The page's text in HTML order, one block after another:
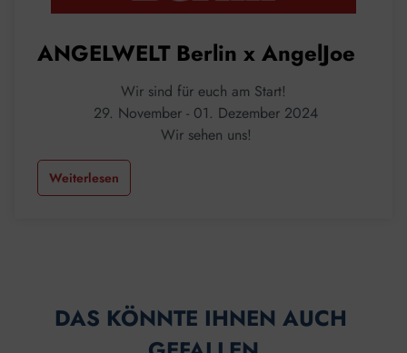
ANGELWELT Berlin x AngelJoe
Wir sind für euch am Start!
29. November - 01. Dezember 2024
Wir sehen uns!
Weiterlesen
DAS KÖNNTE IHNEN AUCH